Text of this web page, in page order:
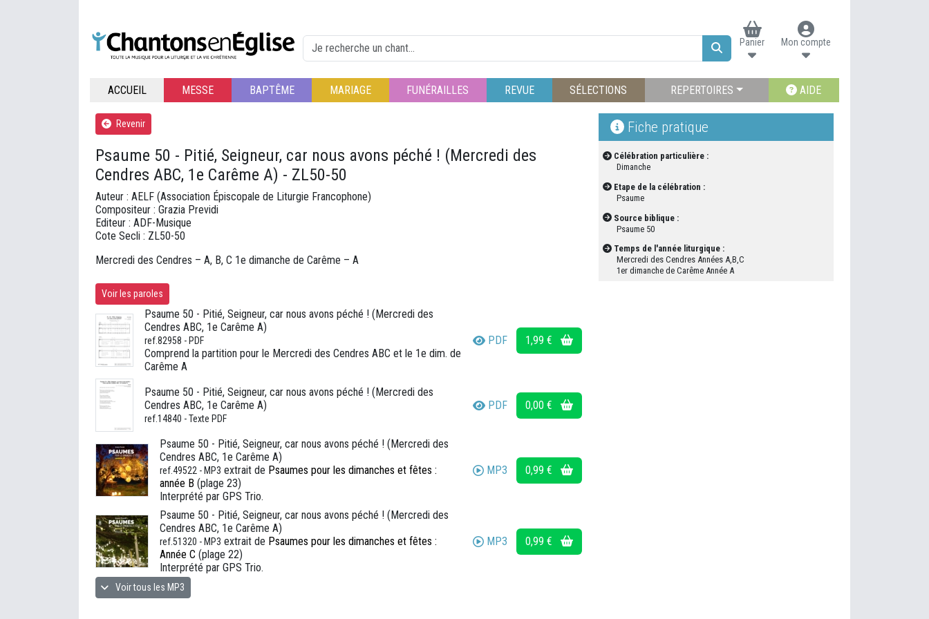
Panier Mon compte
ACCUEIL MESSE BAPTÊME MARIAGE FUNÉRAILLES REVUE SÉLECTIONS REPERTOIRES AIDE
Revenir
Psaume 50 - Pitié, Seigneur, car nous avons péché ! (Mercredi des
Cendres ABC, 1e Carême A) - ZL50-50
Auteur : AELF (Association Épiscopale de Liturgie Francophone)
Compositeur : Grazia Previdi
Editeur : ADF-Musique
Cote Secli : ZL50-50
Mercredi des Cendres – A, B, C 1e dimanche de Carême – A
Voir les paroles
Psaume 50 - Pitié, Seigneur, car nous avons péché ! (Mercredi des
Cendres ABC, 1e Carême A)
ref.82958 - PDF
Comprend la partition pour le Mercredi des Cendres ABC et le 1e dim. de
Carême A
PDF 1,99 €
Psaume 50 - Pitié, Seigneur, car nous avons péché ! (Mercredi des
Cendres ABC, 1e Carême A)
ref.14840 - Texte PDF
PDF 0,00 €
Psaume 50 - Pitié, Seigneur, car nous avons péché ! (Mercredi des
Cendres ABC, 1e Carême A)
ref.49522 - MP3 extrait de Psaumes pour les dimanches et fêtes :
année B (plage 23)
Interprété par GPS Trio.
MP3 0,99 €
Psaume 50 - Pitié, Seigneur, car nous avons péché ! (Mercredi des
Cendres ABC, 1e Carême A)
ref.51320 - MP3 extrait de Psaumes pour les dimanches et fêtes :
Année C (plage 22)
Interprété par GPS Trio.
MP3 0,99 €
Voir tous les MP3
Fiche pratique
Célébration particulière :
Dimanche
Etape de la célébration :
Psaume
Source biblique :
Psaume 50
Temps de l'année liturgique :
Mercredi des Cendres Années A,B,C
1er dimanche de Carême Année A